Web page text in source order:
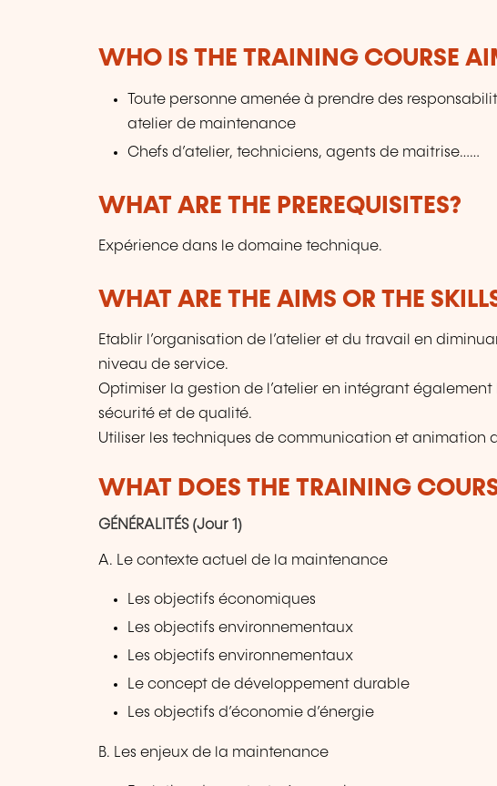
WHO IS THE TRAINING COURSE
Toute personne amenée à prendre des
atelier de maintenance
Chefs d’atelier, techniciens, agents de maitrise……
WHAT ARE THE PREREQUISITES?
Expérience dans le domaine technique.
WHAT ARE THE AIMS OR THE
Etablir l’organisation de l’atelier et du travail en
niveau de service.
Optimiser la gestion de l’atelier en intégrant
sécurité et de qualité.
Utiliser les techniques de communication et animation
WHAT DOES THE TRAINING
GÉNÉRALITÉS (Jour 1)
A. Le contexte actuel de la maintenance
Les objectifs économiques
Les objectifs environnementaux
Les objectifs environnementaux
Le concept de développement durable
Les objectifs d’économie d’énergie
B. Les enjeux de la maintenance